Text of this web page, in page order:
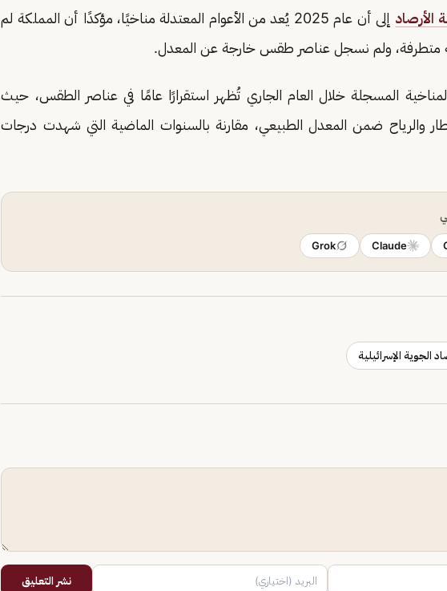
الأرصاد
إلى أن عام 2025 يُعد من الأعوام المعتدلة مناخيًا، مؤكدًا أن المملكة لم
متطرفة، ولم نسجل عناصر طقس خارجة عن المعدل.
المسجلة خلال العام الجاري تُظهر استقرارًا عامًا في عناصر الطقس، حيث
والرياح ضمن المعدل الطبيعي، مقارنة بالسنوات الماضية التي شهدت درجات
Claude
Grok
الجوية الإسرائيلية
نشر التعليق